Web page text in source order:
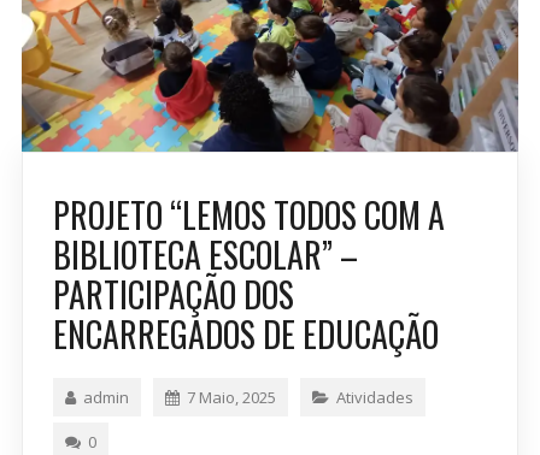
PROJETO “LEMOS TODOS COM A
BIBLIOTECA ESCOLAR” –
PARTICIPAÇÃO DOS
ENCARREGADOS DE EDUCAÇÃO
admin 7 Maio, 2025 Atividades
0